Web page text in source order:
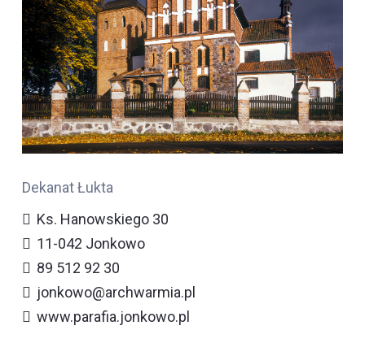
Dekanat Łukta
Ks. Hanowskiego 30
11-042 Jonkowo
89 512 92 30
jonkowo@archwarmia.pl
www.parafia.jonkowo.pl